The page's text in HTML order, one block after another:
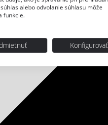
alebo odvolanie súhlasu môže
funkcie.
Konfigurovať